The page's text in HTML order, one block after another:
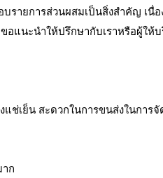
ายการส่วนผสมเป็นสิ่งสำคัญ เ
อแนะนำให้ปรึกษากับเราหรือผู้ใ
เย็น สะดวกในการขนส่งในการ
ก